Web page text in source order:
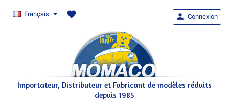
Français favorite
Importateur, Distributeur et Fabricant de modèles réduits
depuis 1985
 Connexion